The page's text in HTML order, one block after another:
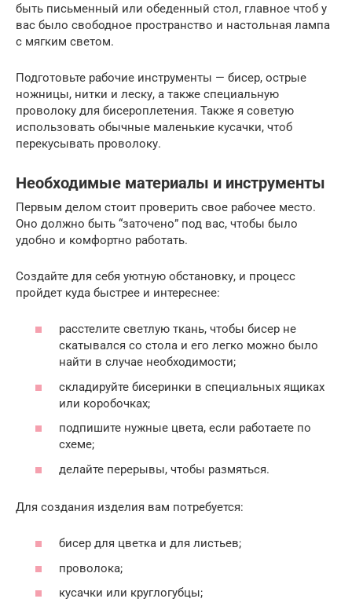
быть письменный или обеденный стол, главное чтоб у
вас было свободное пространство и настольная лампа
с мягким светом.
Подготовьте рабочие инструменты — бисер, острые
ножницы, нитки и леску, а также специальную
проволоку для бисероплетения. Также я советую
использовать обычные маленькие кусачки, чтоб
перекусывать проволоку.
Необходимые материалы и инструменты
Первым делом стоит проверить свое рабочее место.
Оно должно быть “заточено” под вас, чтобы было
удобно и комфортно работать.
Создайте для себя уютную обстановку, и процесс
пройдет куда быстрее и интереснее:
расстелите светлую ткань, чтобы бисер не
скатывался со стола и его легко можно было
найти в случае необходимости;
складируйте бисеринки в специальных ящиках
или коробочках;
подпишите нужные цвета, если работаете по
схеме;
делайте перерывы, чтобы размяться.
Для создания изделия вам потребуется:
бисер для цветка и для листьев;
проволока;
кусачки или круглогубцы;